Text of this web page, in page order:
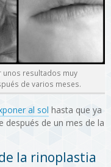
unos resultados muy
de varios meses.
al sol hasta que ya
de un mes de la
la rinoplastia